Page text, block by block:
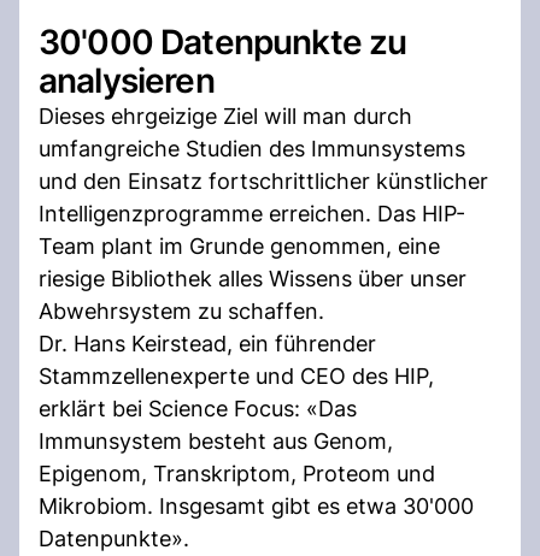
30'000 Datenpunkte zu
analysieren
Dieses ehrgeizige Ziel will man durch
umfangreiche Studien des Immunsystems
und den Einsatz fortschrittlicher künstlicher
Intelligenzprogramme erreichen. Das HIP-
Team plant im Grunde genommen, eine
riesige Bibliothek alles Wissens über unser
Abwehrsystem zu schaffen.
Dr. Hans Keirstead, ein führender
Stammzellenexperte und CEO des HIP,
erklärt bei Science Focus: «Das
Immunsystem besteht aus Genom,
Epigenom, Transkriptom, Proteom und
Mikrobiom. Insgesamt gibt es etwa 30'000
Datenpunkte».